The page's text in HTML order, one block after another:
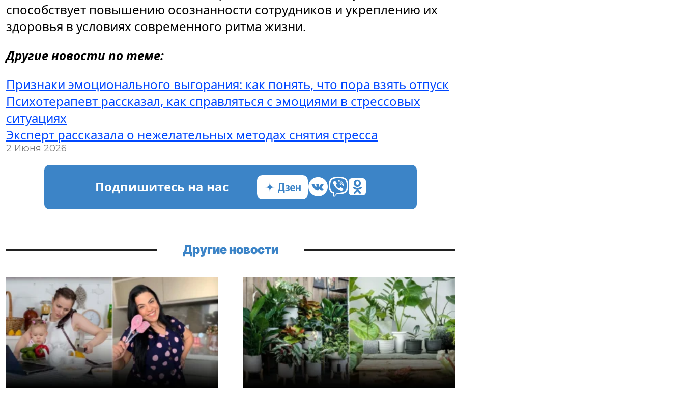
способствует повышению осознанности сотрудников и укреплению их
здоровья в условиях современного ритма жизни.
Другие новости по теме:
Признаки эмоционального выгорания: как понять, что пора взять отпуск
Психотерапевт рассказал, как справляться с эмоциями в стрессовых
ситуациях
Эксперт рассказала о нежелательных методах снятия стресса
2 Июня 2026
Подпишитесь на нас
Другие новости